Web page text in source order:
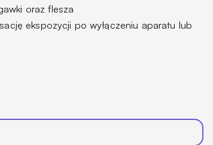
oraz flesza
ekspozycji po wyłączeniu aparatu lub